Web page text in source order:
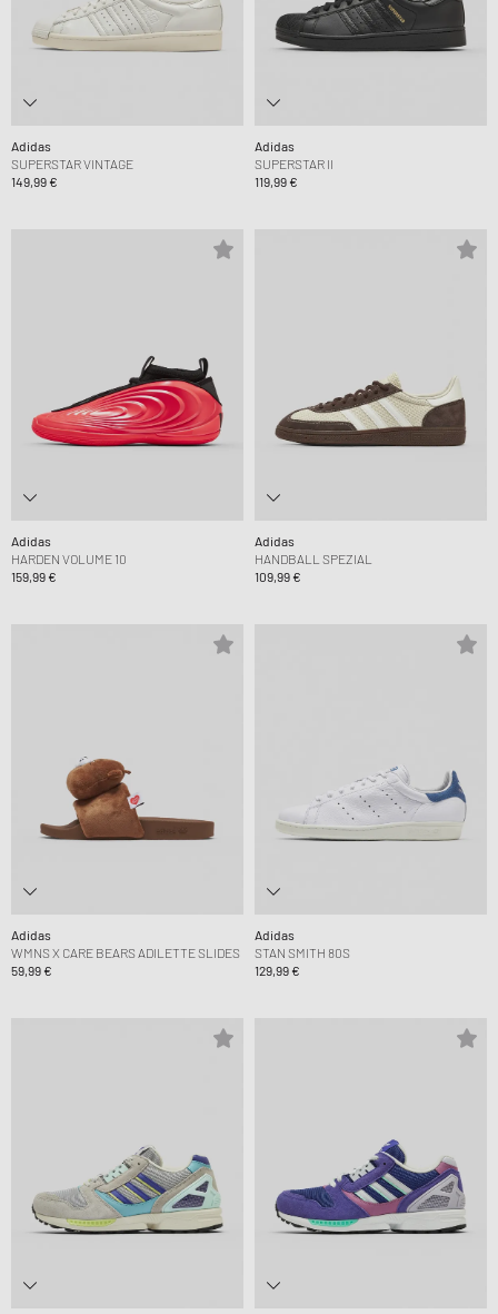
Adidas
SUPERSTAR VINTAGE
149,99 €
Adidas
SUPERSTAR II
119,99 €
Adidas
HARDEN VOLUME 10
159,99 €
Adidas
HANDBALL SPEZIAL
109,99 €
Adidas
WMNS X CARE BEARS ADILETTE SLIDES
59,99 €
Adidas
STAN SMITH 80S
129,99 €